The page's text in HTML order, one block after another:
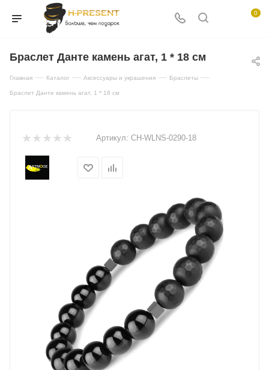
0
Браслет Данте камень агат, 1 * 18 см
Главная — Каталог — Аксессуары и украшения — Браслеты —
Браслет Данте камень агат, 1 * 18 см
Артикул: CH-WLNS-0290-18